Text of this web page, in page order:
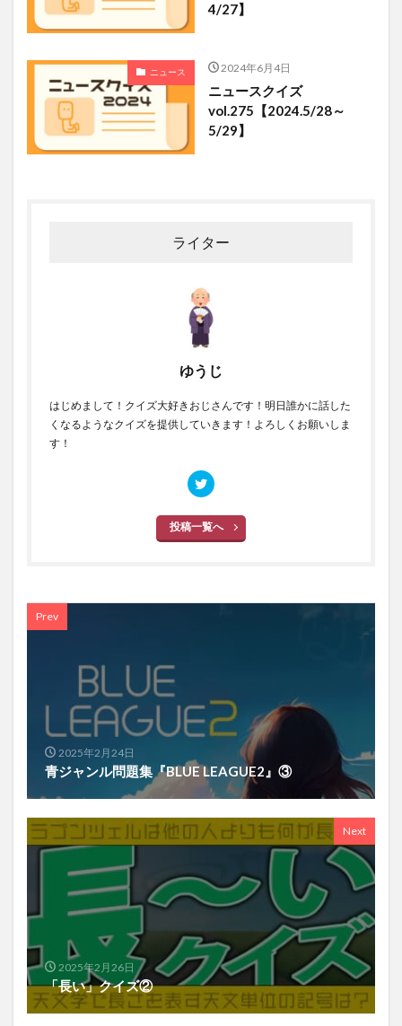
4/27】
ニュース 2024年6月4日
ニュースクイズ
vol.275【2024.5/28～
5/29】
ライター
ゆうじ
はじめまして！クイズ大好きおじさんです！明日誰かに話した
くなるようなクイズを提供していきます！よろしくお願いしま
す！
投稿一覧へ
Prev
2025年2月24日
青ジャンル問題集『BLUE LEAGUE2』③
Next
2025年2月26日
「長い」クイズ②